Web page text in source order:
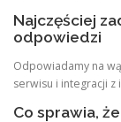
Najczęściej
odpowiedzi
Odpowiadamy na
serwisu i integracji z
Co sprawia,